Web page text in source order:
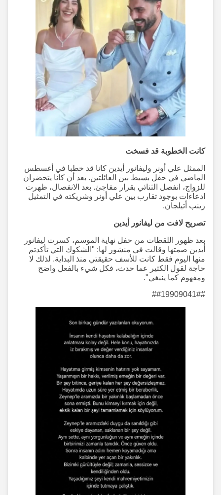
كانت الخطوبة قد فسخت
الممثل علي أونر وليفانور أيدين كانا قد خطبا في أغسطس
الماضي في حفل بسيط بين العائلتين. بعد أن كانا يتحضران
للزواج، انفصل الثنائي بقرار مفاجئ. بعد الانفصال، ظهرت
ادعاءات بوجود تقارب بين علي أونر وشريكته في التمثيل
زينب أتيلجان.
تصريح لافت من ليفانور أيدين
بعد ظهور اللقطات من حفل نهاية الموسم، كسرت ليفانور
أيدين صمتها وقالت في منشور لها: "الشكوك التي تأكدتم
منها اليوم فقط كانت للأسف حقيقتي منذ البداية. لذلك لا
حاجة لقول الكثير عما حدث، فكل شيء بالفعل واضح
ومفهوم كما ينبغي".
##19909041##